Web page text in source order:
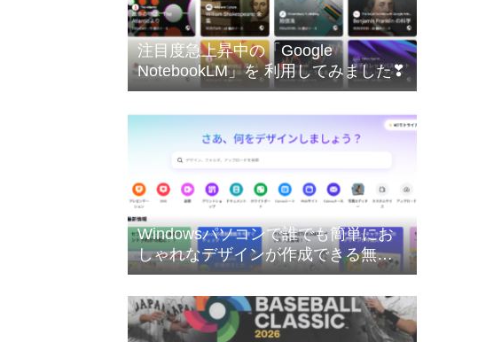
注目度急上昇中の「Google
NotebookLM」を 利用してみました❣
Windowsパソコンで誰でも簡単にお
しゃれなデザインが作成できる無料
のオンライングラフィックデザイン
ツールのCanva（キャンバ）を使って
みたした❣